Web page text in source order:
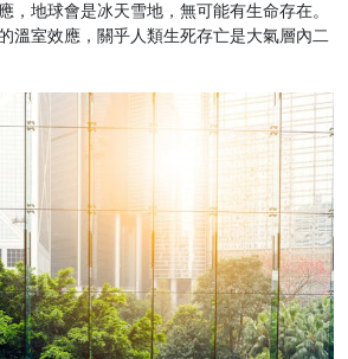
，地球會是冰天雪地，無可能有生命存在。
溫室效應，關乎人類生死存亡是大氣層內二